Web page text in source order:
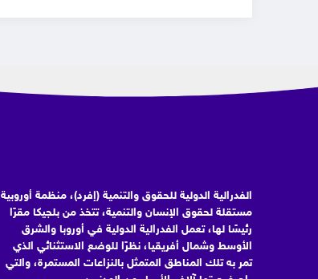
الفدرالية الدولية للحقوق والتنمية (إفرد)، منظمة أوروبية
مستقلة لحقوق الإنسان والتنمية، تتخذ من بلجيكا مقرًا
رئيسًا لها، تعمل الفدرالية الدولية في أوروبا والشرق
الأوسط وشمال أفريقيا، نظرًا للوضع الاستثنائي الذي
تمر به تلك المناطق المتمثل بالنزاعات المستمرة، والتي